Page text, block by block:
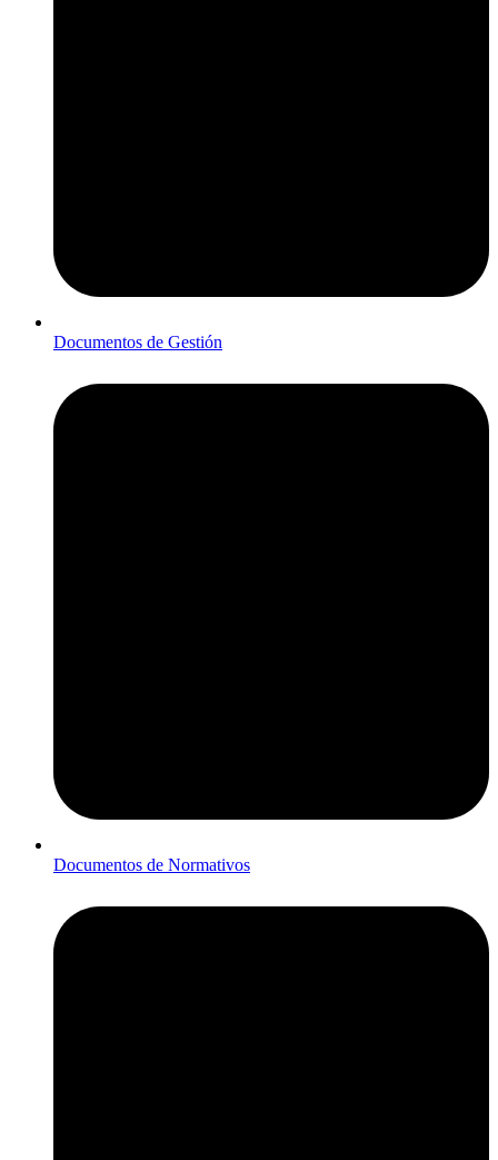
Documentos de Gestión
Documentos de Normativos